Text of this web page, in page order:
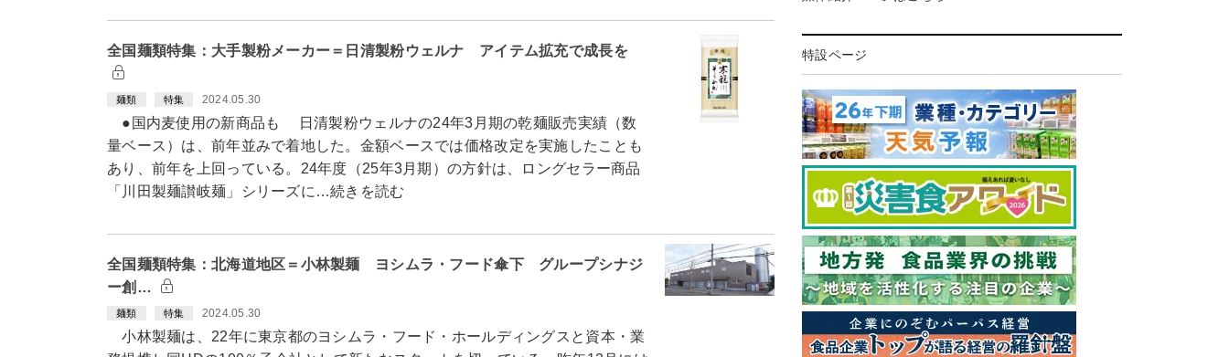
全国麺類特集：大手製粉メーカー＝日清製粉ウェルナ アイテム拡充で成長を
麺類 特集 2024.05.30
●国内麦使用の新商品も 日清製粉ウェルナの24年3月期の乾麺販売実績（数
量ベース）は、前年並みで着地した。金額ベースでは価格改定を実施したことも
あり、前年を上回っている。24年度（25年3月期）の方針は、ロングセラー商品
「川田製麺讃岐麺」シリーズに…続きを読む
全国麺類特集：北海道地区＝小林製麺 ヨシムラ・フード傘下 グループシナジ
ー創…
麺類 特集 2024.05.30
小林製麺は、22年に東京都のヨシムラ・フード・ホールディングスと資本・業
特設ページ